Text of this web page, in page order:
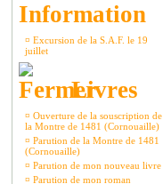
Information
¤ Excursion de la S.A.F. le 19
juillet
Livres
¤ Ouverture de la souscription de
la Montre de 1481 (Cornouaille)
¤ Parution de la Montre de 1481
(Cornouaille)
¤ Parution de mon nouveau livre
¤ Parution de mon roman